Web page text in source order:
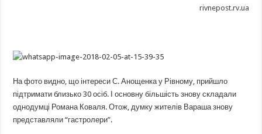
rivnepost.rv.ua
На фото видно, що інтереси С. Анощенка у Рівному, прийшло
підтримати близько 30 осіб. І основну більшість знову складали
однодумці Романа Коваля. Отож, думку жителів Вараша знову
представляли “гастролери”.